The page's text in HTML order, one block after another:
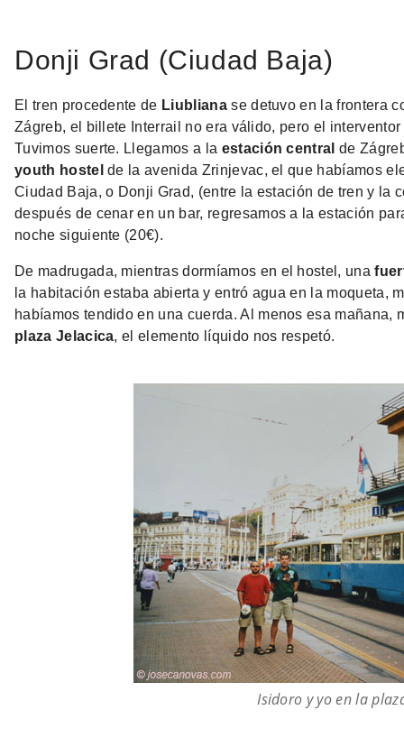
Donji Grad (Ciudad Baja)
El tren procedente de Liublianase detuvo en la frontera
Zágreb, el billete Interrail no era válido, pero el
Tuvimos suerte. Llegamos a la estación central de
youth hostel de la avenida Zrinjevac, el que habíamos
Ciudad Baja, o Donji Grad, (entre la estación de tren y la
después de cenar en un bar, regresamos a la estación
noche siguiente (20€).
De madrugada, mientras dormíamos en el hostel, una
la habitación estaba abierta y entró agua en la moqueta,
habíamos tendido en una cuerda. Al menos esa
plaza Jelacica, el elemento líquido nos respetó.
Isidoro y yo en la